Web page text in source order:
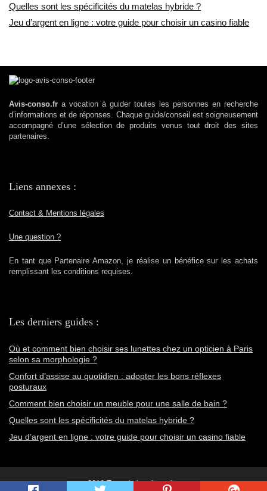
Quelles sont les spécificités du matelas hybride ?
Jeu d’argent en ligne : votre guide pour choisir un casino fiable
Avis-conso.fr a vocation à guider toutes les personnes en recherche
d’informations et de réponses. Chaque guide/conseil est soigneusement
accompagné d’une sélection de produits venus tout droit des sites
partenaires.
Liens annexes :
Contact & Mentions légales
Une question ?
En tant que Partenaire Amazon, je réalise un bénéfice sur les achats
remplissant les conditions requises.
Les derniers guides :
Où et comment bien choisir ses lunettes chez un opticien à Paris
selon sa morphologie ?
Confort d’assise au quotidien : adopter les bons réflexes
posturaux
Comment bien choisir un meuble pour une salle de bain ?
Quelles sont les spécificités du matelas hybride ?
Jeu d’argent en ligne : votre guide pour choisir un casino fiable
2019 Tous droits réservés.